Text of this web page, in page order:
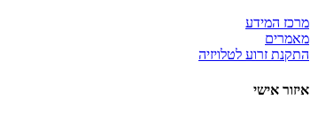
מרכז המידע
מאמרים
התקנת זרוע לטלויזיה
איזור אישי